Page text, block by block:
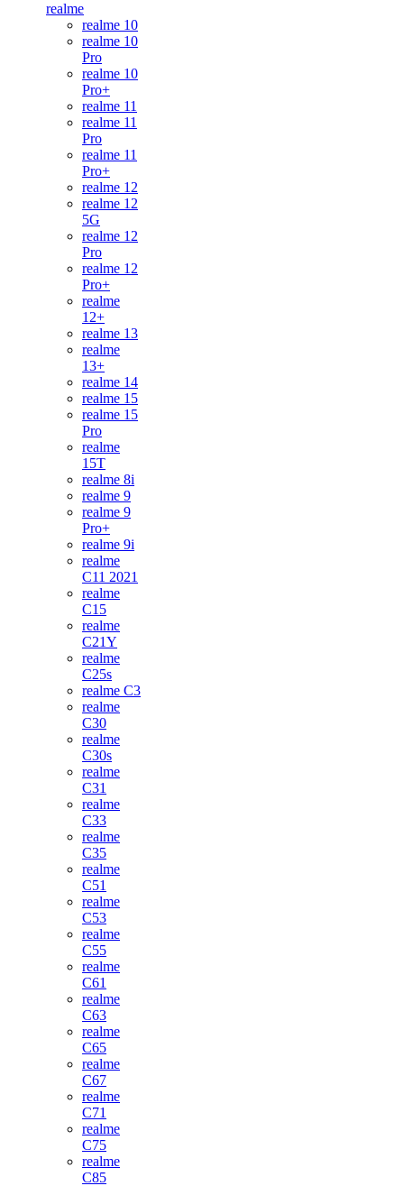
realme
realme 10
realme 10
Pro
realme 10
Pro+
realme 11
realme 11
Pro
realme 11
Pro+
realme 12
realme 12
5G
realme 12
Pro
realme 12
Pro+
realme
12+
realme 13
realme
13+
realme 14
realme 15
realme 15
Pro
realme
15T
realme 8i
realme 9
realme 9
Pro+
realme 9i
realme
C11 2021
realme
C15
realme
C21Y
realme
C25s
realme C3
realme
C30
realme
C30s
realme
C31
realme
C33
realme
C35
realme
C51
realme
C53
realme
C55
realme
C61
realme
C63
realme
C65
realme
C67
realme
C71
realme
C75
realme
C85